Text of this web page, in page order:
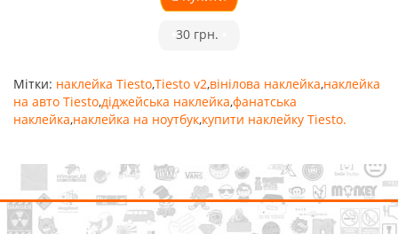
30 грн.
Мітки: наклейка Tiesto,Tiesto v2,вінілова наклейка,наклейка
на авто Tiesto,діджейська наклейка,фанатська
наклейка,наклейка на ноутбук,купити наклейку Tiesto.